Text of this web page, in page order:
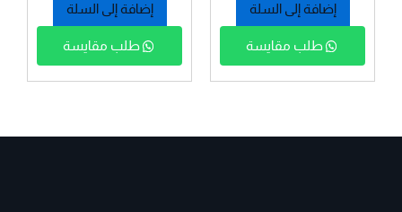
إضافة إلى السلة
طلب مقايسة
إضافة إلى السلة
طلب مقايسة